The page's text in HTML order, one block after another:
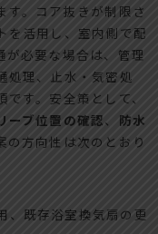
す。コア抜きが制限さ
を活用し、室内側で配
が必要な場合は、管理
処理、止水・気密処
です。安全策として、
ーブ位置の確認、 防水
の方向性は次のとおり
、既存浴室換気扇の更